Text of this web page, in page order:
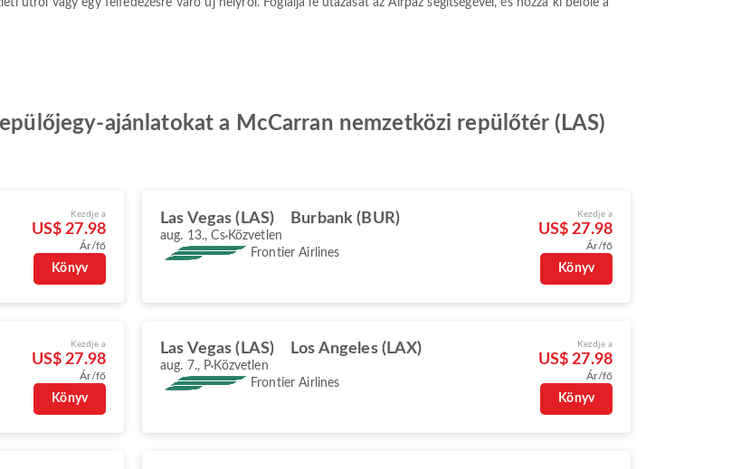
útról vagy egy felfedezésre váró új helyről. Foglalja le utazását az Airpaz segítségével, és hozza ki belőle a
ajánlatokat a McCarran nemzetközi repülőtér (LAS)
Kezdje a
US$ 27.98
Ár/fő
Könyv
Las Vegas (LAS) Burbank (BUR)
aug. 13., Cs Közvetlen
Frontier Airlines
Kezdje a
US$ 27.98
Ár/fő
Könyv
Kezdje a
US$ 27.98
Ár/fő
Könyv
Las Vegas (LAS) Los Angeles (LAX)
aug. 7., P Közvetlen
Frontier Airlines
Kezdje a
US$ 27.98
Ár/fő
Könyv